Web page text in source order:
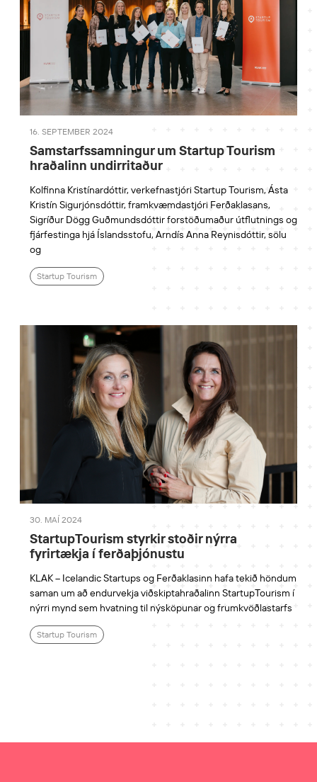
16. SEPTEMBER 2024
Samstarfssamningur um Startup Tourism
hraðalinn undirritaður
Kolfinna Kristínardóttir, verkefnastjóri Startup Tourism, Ásta
Kristín Sigurjónsdóttir, framkvæmdastjóri Ferðaklasans,
Sigríður Dögg Guðmundsdóttir forstöðumaður útflutnings og
fjárfestinga hjá Íslandsstofu, Arndís Anna Reynisdóttir, sölu
og
Startup Tourism
30. MAÍ 2024
StartupTourism styrkir stoðir nýrra
fyrirtækja í ferðaþjónustu
KLAK – Icelandic Startups og Ferðaklasinn hafa tekið höndum
saman um að endurvekja viðskiptahraðalinn StartupTourism í
nýrri mynd sem hvatning til nýsköpunar og frumkvöðlastarfs
Startup Tourism